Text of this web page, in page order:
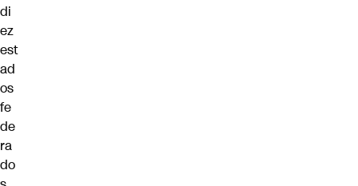
di
ez
est
ad
os
fe
de
ra
do